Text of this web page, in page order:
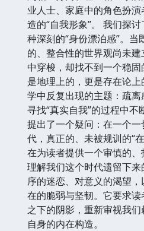
业人士、家庭中的角色扮
造的“自我形象”。 我们探
种深刻的“身份漂泊感”。
的、整合性的世界观尚未
中穿梭，却找不到一个稳
是地理上的，更是存在论
学中反复出现的主题：疏
寻找“真实自我”的过程中
提出了一个疑问：在一个
代，真正的、未被规训的“
在为读者提供一个审慎的
理解我们这个时代遗留下
序的迷恋、对意义的渴望
在的脆弱与坚韧。它要求
之下的阴影，重新审视我
自身的内在构造。